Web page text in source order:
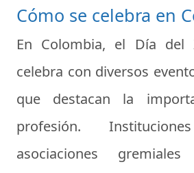
Cómo se celebra en
En Colombia, el Día del
celebra con diversos
que destacan la
profesión.
asociaciones